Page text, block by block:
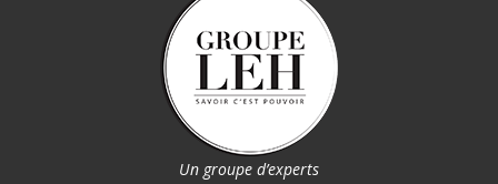
Un groupe d’experts